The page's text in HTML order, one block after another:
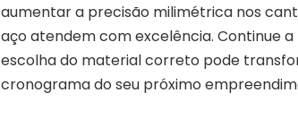
aumentar a precisão milimétrica nos
aço atendem com excelência. Continue
escolha do material correto pode
cronograma do seu próximo